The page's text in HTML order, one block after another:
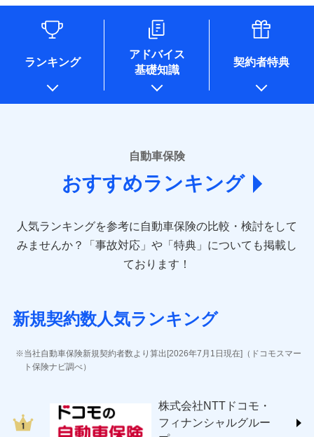
情報を取引のある他の保険会社の商品・サービスをご提案す
るために利用させていただくことがあります。）
各種セミナーの開催のため
コンサルティングサービスの実施のため
アンケートやキャンペーン等の実施のため
上記に係る案内・手続き・管理等付帯業務を行うため
* 当社が委託を受けている保険会社の情報は、保険会社のホ
ームページに掲載しておりますので、ご確認ください。
あいおいニッセイ同和損害保険株式会社
(https://www.aioinissaydowa.co.jp/)
アクサ損害保険株式会社 (https://www.axa-
direct.co.jp/)
sompo.co.jp/)
東京海上ダイレクト損害保険株式会社 (https://www.e-
AIG損害保険株式会社 (https://www.aig.co.jp/sonpo)
ジェイアイ傷害火災保険株式会社
ソニー損害保険株式会社
(https://www.sonysonpo.co.jp/)
ＳＯＭＰＯダイレクト損害保険株式会社
(https://www.sompo-direct.co.jp/)
ランキング
アドバイス
基礎知識
契約者特典
自動車保険
おすすめランキング
人気ランキングを参考に自動車保険の比較・検討をして
みませんか？
「事故対応」や「特典」についても掲載し
ております！
新規契約数人気ランキング
当社自動車保険新規契約者数より算出[2026年7月1日現在]（ドコモスマー
ト保険ナビ調べ）
株式会社NTTドコモ・
フィナンシャルグルー